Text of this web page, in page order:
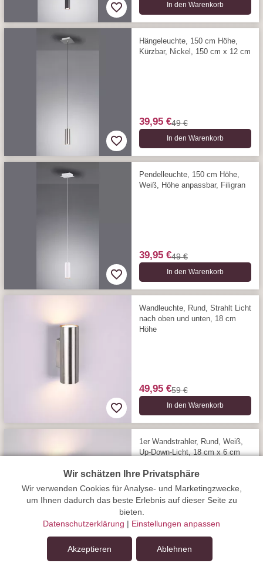
In den Warenkorb
Hängeleuchte, 150 cm Höhe,
Kürzbar, Nickel, 150 cm x 12 cm
39,95 €49 €
In den Warenkorb
Pendelleuchte, 150 cm Höhe,
Weiß, Höhe anpassbar, Filigran
39,95 €49 €
In den Warenkorb
Wandleuchte, Rund, Strahlt Licht
nach oben und unten, 18 cm
Höhe
49,95 €59 €
In den Warenkorb
1er Wandstrahler, Rund, Weiß,
Up-Down-Licht, 18 cm x 6 cm
49,95 €59 €
In den Warenkorb
In den Warenkorb
Wir schätzen Ihre Privatsphäre
Wir verwenden Cookies für Analyse- und Marketingzwecke,
um Ihnen dadurch das beste Erlebnis auf dieser Seite zu
bieten.
Datenschutzerklärung | Einstellungen anpassen
Akzeptieren Ablehnen